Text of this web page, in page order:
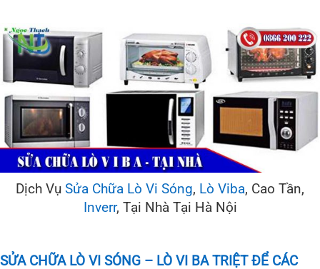
Dịch Vụ Sửa Chữa Lò Vi Sóng, Lò Viba, Cao Tần,
Inverr, Tại Nhà Tại Hà Nội
SỬA CHỮA LÒ VI SÓNG – LÒ VI BA TRIỆT ĐỂ CÁC